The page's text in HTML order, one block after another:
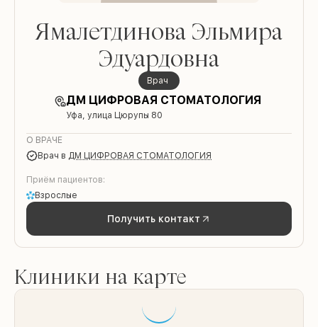
Ямалетдинова Эльмира
Эдуардовна
врач
ДМ ЦИФРОВАЯ СТОМАТОЛОГИЯ
Уфа, улица Цюрупы 80
О ВРАЧЕ
врач в ДМ ЦИФРОВАЯ СТОМАТОЛОГИЯ
Приём пациентов:
Взрослые
Получить контакт
Клиники на карте